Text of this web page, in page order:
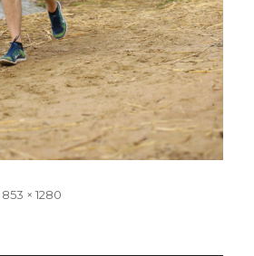
Täissuurus
853 × 1280